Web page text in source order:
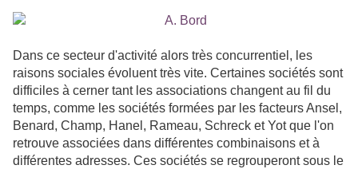
Dans ce secteur d'activité alors très concurrentiel, les
raisons sociales évoluent très vite. Certaines sociétés sont
difficiles à cerner tant les associations changent au fil du
temps, comme les sociétés formées par les facteurs Ansel,
Benard, Champ, Hanel, Rameau, Schreck et Yot que l'on
retrouve associées dans différentes combinaisons et à
différentes adresses. Ces sociétés se regrouperont sous le